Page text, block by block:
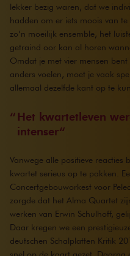
lekker bezig waren, dat we
hadden om er iets moois van
zo’n moeilijk ensemble, het
getraind oor kan al horen
Omdat je met vier mensen
anders voelen, moet je vaak
allemaal dezelfde kant op te
Het kwartetleven
intenser
Vanwege alle positieve reacties
kwartet serieus op te pakken.
Concertgebouworkest voor
zorgde dat het Alma Quartet
werken van Erwin Schulhoff,
Daar kregen we een
deutschen Schalplatten Kritik
snel op de kaart gezet.